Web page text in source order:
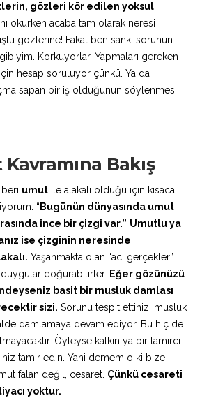
gözleri kör edilen yoksul
okurken acaba tam olarak neresi
gözlerine! Fakat ben sanki sorunun
gibiyim. Korkuyorlar. Yapmaları gereken
hesap soruluyor çünkü. Ya da
sapan bir iş olduğunun söylenmesi
Bakış
beri umut ile alakalı olduğu için kısaca
“ Bugünün dünyasında umut
ince bir çizgi var.” Umutlu ya
ise çizginin neresinde
Yaşanmakta olan “acı gerçekler”
doğurabilirler. Eğer gözünüzü
basit bir musluk damlası
sizi. Sorunu tespit ettiniz, musluk
damlamaya devam ediyor. Bu hiç de
Öyleyse kalkın ya bir tamirci
tamir edin. Yani demem o ki bize
falan değil, cesaret. Çünkü cesareti
yoktur.